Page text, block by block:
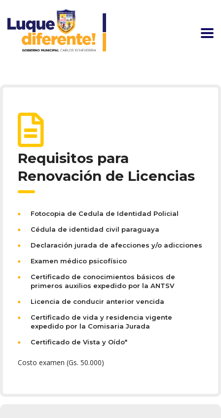
Requisitos para
Renovación de Licencias
Fotocopia de Cedula de Identidad Policial
Cédula de identidad civil paraguaya
Declaración jurada de afecciones y/o adicciones
Examen médico psicofísico
Certificado de conocimientos básicos de
primeros auxilios expedido por la ANTSV
Licencia de conducir anterior vencida
Certificado de vida y residencia vigente
expedido por la Comisaria Jurada
Certificado de Vista y Oído*
Costo examen (Gs. 50.000)